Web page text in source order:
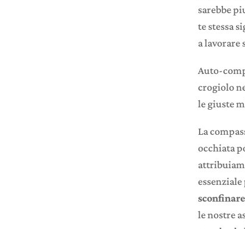
sarebbe
te stessa
a lavorare
Auto-
crogiolo
le giuste
La
occhiata
le nostre